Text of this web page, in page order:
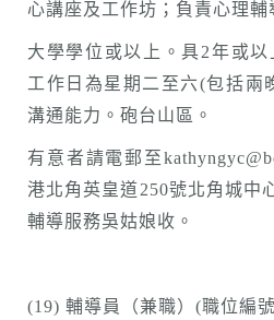
心講座及工作坊；負責心理輔
大學學位或以上。具2年或以
工作日為星期二至六(包括兩
溝通能力。砲台山區。
有意者請電郵至
港北角英皇道250號北角城中
輔導服務吳姑娘收。
(19) 輔導員（兼職）(職位編